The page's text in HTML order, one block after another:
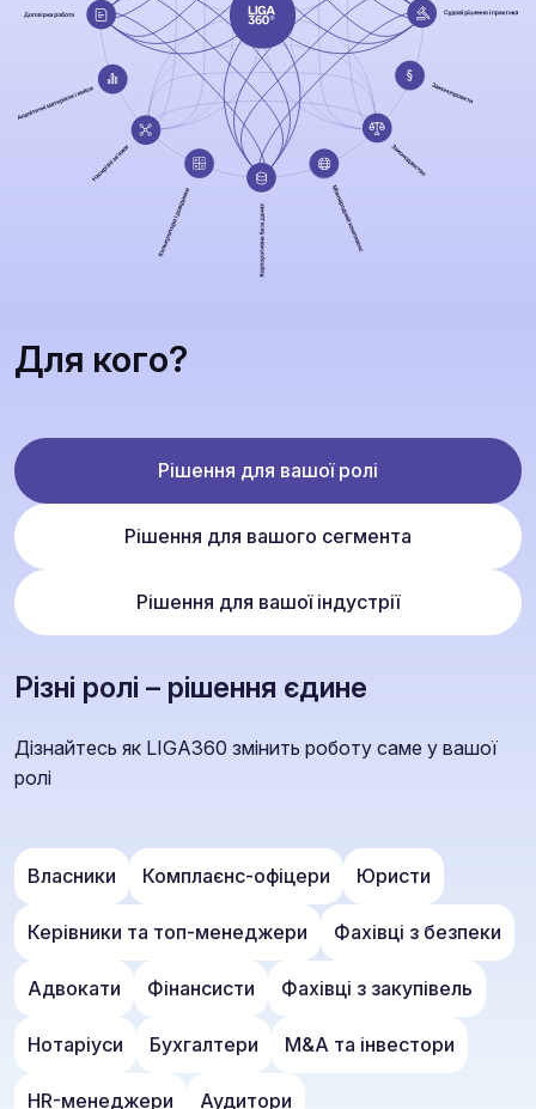
Для кого?
Рішення для вашої ролі
Рішення для вашого сегмента
Рішення для вашої індустрії
Різні ролі – рішення єдине
Дізнайтесь як LIGA360 змінить роботу саме у вашої
ролі
Власники Комплаєнс-офіцери Юристи
Керівники та топ-менеджери Фахівці з безпеки
Адвокати Фінансисти Фахівці з закупівель
Нотаріуси Бухгалтери M&A та інвестори
HR-менеджери Аудитори